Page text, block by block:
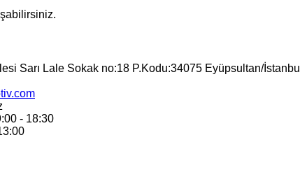
Sarı Lale Sokak no:18 P.Kodu:34075 Eyüpsultan/İstanbul
- 18:30